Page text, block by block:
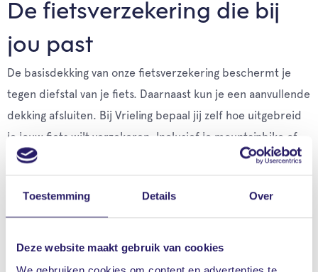
Toestemming Details Over
Deze website maakt gebruik van cookies
De fietsverzekering die bij
jou past
De basisdekking van onze fietsverzekering beschermt je
tegen diefstal van je fiets. Daarnaast kun je een aanvullende
dekking afsluiten. Bij Vrieling bepaal jij zelf hoe uitgebreid
je jouw fiets wilt verzekeren. Inclusief je mountainbike of
racefiets.
Aanvullende dekkingen:
Ongevallenverzekering